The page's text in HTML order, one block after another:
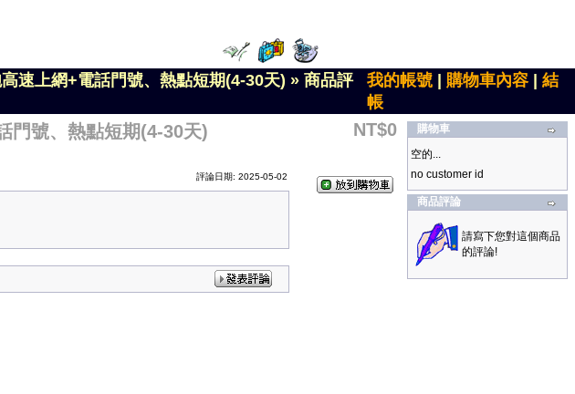
速上網+電話門號、熱點短期(4-30天) » 商品評
我的帳號 購物車內容
結
帳
門號、熱點短期(4-30天) NT$0
評論日期: 2025-05-02
購物車
空的...
no customer id
商品評論
請寫下您對這個商品
的評論!